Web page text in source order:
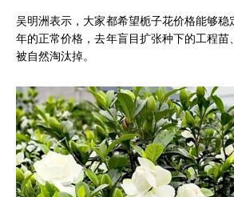
吴明洲表示，大家都希望栀子花价格能够
年的正常价格，去年盲目扩张种下的工程
被自然淘汰掉。